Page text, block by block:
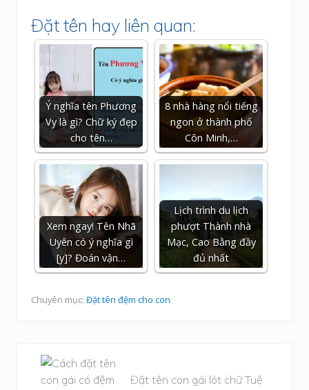
Đặt tên hay liên quan:
Ý nghĩa tên Phương
Vy là gì? Chữ ký đẹp
cho tên…
8 nhà hàng nổi tiếng
ngon ở thành phố
Côn Minh,…
Xem ngay! Tên Nhã
Uyên có ý nghĩa gì
[y]? Đoán vận…
Lịch trình du lịch
phượt Thành nhà
Mạc, Cao Bằng đầy
đủ nhất
Chuyên mục: Đặt tên đệm cho con
Đặt tên con gái lót chữ Tuệ